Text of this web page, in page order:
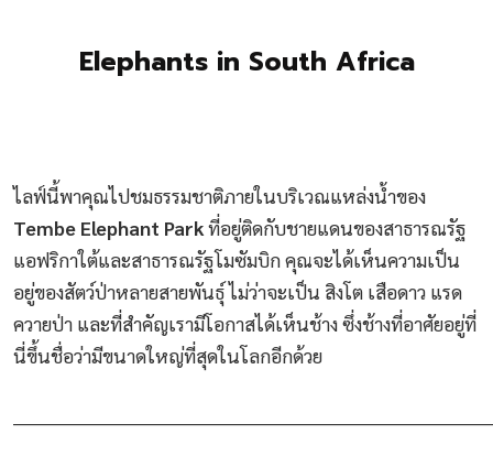
Elephants in South Africa
ไลฟ์นี้พาคุณไปชมธรรมชาติภายในบริเวณแหล่งน้ำของ
Tembe Elephant Parkที่อยู่ติดกับชายแดนของสาธารณรัฐ
แอฟริกาใต้และสาธารณรัฐโมซัมบิก คุณจะได้เห็นความเป็น
อยู่ของสัตว์ป่าหลายสายพันธุ์ ไม่ว่าจะเป็น สิงโต เสือดาว แรด
ควายป่า และที่สำคัญเรามีโอกาสได้เห็นช้าง ซึ่งช้างที่อาศัยอยู่ที่
นี่ขึ้นชื่อว่ามีขนาดใหญ่ที่สุดในโลกอีกด้วย